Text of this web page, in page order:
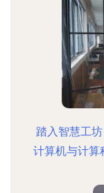
踏入智慧工
计算机与计算